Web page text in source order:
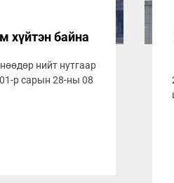
хүйтэн байна
нийт нутгаар
р сарын 28-ны 08